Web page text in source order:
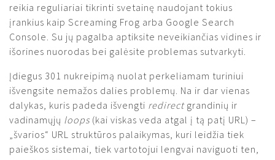
reikia reguliariai tikrinti svetainę naudojant tokius
įrankius kaip Screaming Frog arba Google Search
Console. Su jų pagalba aptiksite neveikiančias vidines ir
išorines nuorodas bei galėsite problemas sutvarkyti.
Įdiegus 301 nukreipimą nuolat perkeliamam turiniui
išvengsite nemažos dalies problemų. Na ir dar vienas
dalykas, kuris padeda išvengti redirect grandinių ir
vadinamųjų loops (kai viskas veda atgal į tą patį URL) –
„švarios“ URL struktūros palaikymas, kuri leidžia tiek
paieškos sistemai, tiek vartotojui lengvai naviguoti ten,